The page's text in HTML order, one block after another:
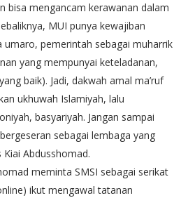
bisa mengancam kerawanan dalam
MUI punya kewajiban
umaro, pemerintah sebagai muharrik
yang mempunyai keteladanan,
baik). Jadi, dakwah amal ma’ruf
ukhuwah Islamiyah, lalu
basyariyah. Jangan sampai
sebagai lembaga yang
Kiai Abdusshomad.
meminta SMSI sebagai serikat
ikut mengawal tatanan